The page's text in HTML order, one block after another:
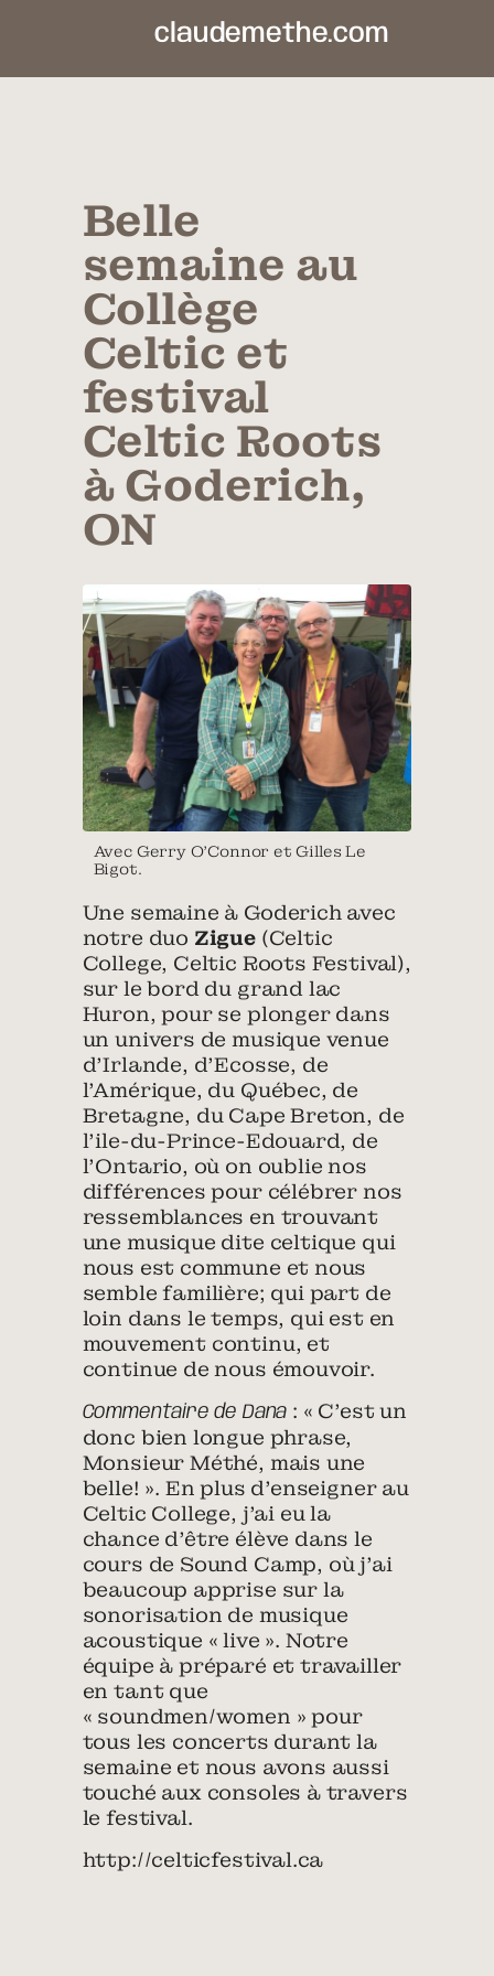
claudemethe.com
Belle
semaine au
Collège
Celtic et
festival
Celtic Roots
à Goderich,
ON
Avec Gerry O’Connor et Gilles Le
Bigot.
Une semaine à Goderich avec
notre duo Zigue(Celtic
College, Celtic Roots Festival),
sur le bord du grand lac
Huron, pour se plonger dans
un univers de musique venue
d’Irlande, d’Ecosse, de
l’Amérique, du Québec, de
Bretagne, du Cape Breton, de
l’ile-du-Prince-Edouard, de
l’Ontario, où on oublie nos
différences pour célébrer nos
ressemblances en trouvant
une musique dite celtique qui
nous est commune et nous
semble familière; qui part de
loin dans le temps, qui est en
mouvement continu, et
continue de nous émouvoir.
Commentaire de Dana : « C’est un
donc bien longue phrase,
Monsieur Méthé, mais une
belle! ». En plus d’enseigner au
Celtic College, j’ai eu la
chance d’être élève dans le
cours de Sound Camp, où j’ai
beaucoup apprise sur la
sonorisation de musique
acoustique « live ». Notre
équipe à préparé et travailler
en tant que
« soundmen/women » pour
tous les concerts durant la
semaine et nous avons aussi
touché aux consoles à travers
le festival.
http://celticfestival.ca